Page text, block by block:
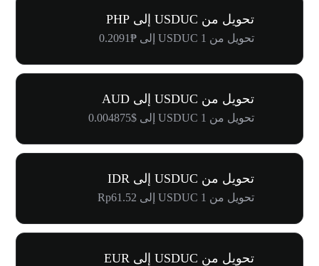
تحويل من USDUC إلى PHP
تحويل من 1 USDUC إلى ₱0.2091
تحويل من USDUC إلى AUD
تحويل من 1 USDUC إلى $0.004875
تحويل من USDUC إلى IDR
تحويل من 1 USDUC إلى Rp61.52
تحويل من USDUC إلى EUR